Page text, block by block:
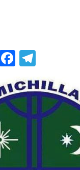
TwitterFacebook